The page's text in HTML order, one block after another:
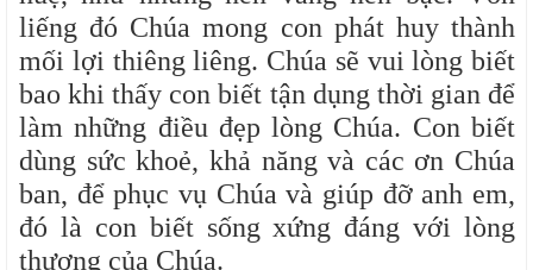
liếng đó Chúa mong con phát huy thành
mối lợi thiêng liêng. Chúa sẽ vui lòng biết
bao khi thấy con biết tận dụng thời gian để
làm những điều đẹp lòng Chúa. Con biết
dùng sức khoẻ, khả năng và các ơn Chúa
ban, để phục vụ Chúa và giúp đỡ anh em,
đó là con biết sống xứng đáng với lòng
thương của Chúa.